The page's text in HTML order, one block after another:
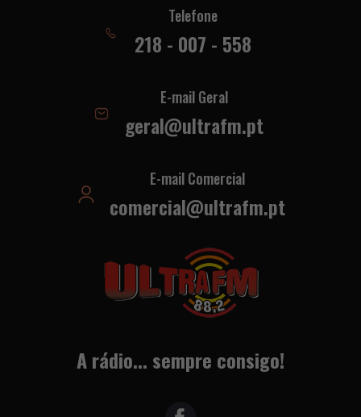
Telefone
218 - 007 - 558
E-mail Geral
geral@ultrafm.pt
E-mail Comercial
comercial@ultrafm.pt
A rádio... sempre consigo!